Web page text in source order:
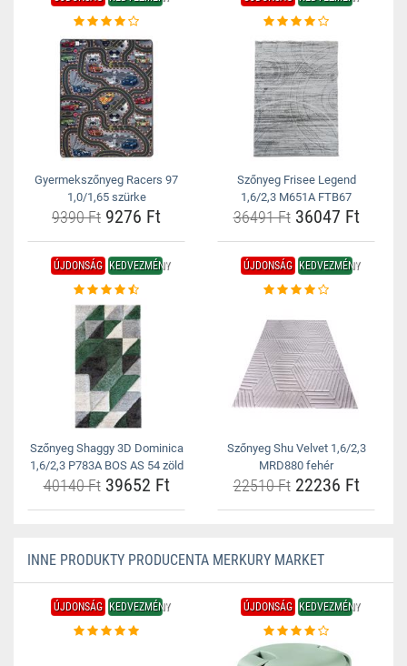
Gyermekszőnyeg Racers 97
1,0/1,65 szürke
9390 Ft 9276 Ft
Szőnyeg Frisee Legend
1,6/2,3 M651A FTB67
36491 Ft36047 Ft
ÚJDONSÁG KEDVEZMÉNY
Szőnyeg Shaggy 3D Dominica
1,6/2,3 P783A BOS AS 54 zöld
40140 Ft39652 Ft
ÚJDONSÁG KEDVEZMÉNY
Szőnyeg Shu Velvet 1,6/2,3
MRD880 fehér
22510 Ft22236 Ft
INNE PRODUKTY PRODUCENTA MERKURY MARKET
ÚJDONSÁG KEDVEZMÉNY ÚJDONSÁG KEDVEZMÉNY